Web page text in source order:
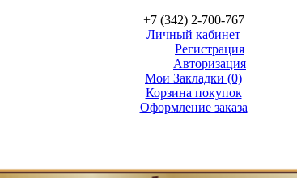
+7 (342) 2-700-767
Личный кабинет
Регистрация
Авторизация
Мои Закладки (0)
Корзина покупок
Оформление заказа